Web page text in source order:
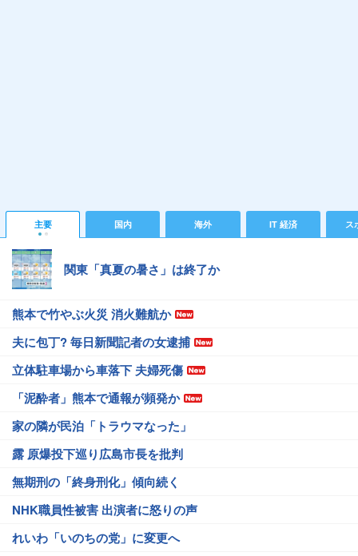
主要 国内 海外 IT 経済 ス
関東「真夏の暑さ」は終了か
熊本で竹やぶ火災 消火難航か
夫に包丁? 毎日新聞記者の女逮捕
立体駐車場から車落下 夫婦死傷
「泥酔者」熊本で通報が頻発か
家の隣が民泊「トラウマなった」
露 原爆投下巡り広島市長を批判
無期刑の「終身刑化」傾向続く
NHK職員性被害 出演者に怒りの声
れいわ「いのちの党」に変更へ